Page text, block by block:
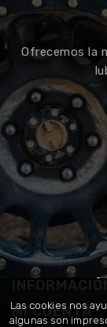
Ofrecemos la
INFORMACIÓN
MI CUENTA
Las cookies nos
algunas son